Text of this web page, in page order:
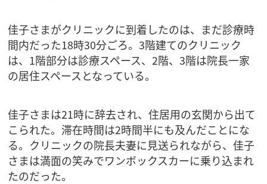
佳子さまがクリニックに到着したのは、まだ診療時
間内だった18時30分ごろ。3階建てのクリニック
は、1階部分は診療スペース、2階、3階は院長一家
の居住スペースとなっている。
佳子さまは21時に辞去され、住居用の玄関から出て
こられた。滞在時間は2時間半にも及んだことにな
る。クリニックの院長夫妻に見送られながら、佳子
さまは満面の笑みでワンボックスカーに乗り込まれ
たのだった。